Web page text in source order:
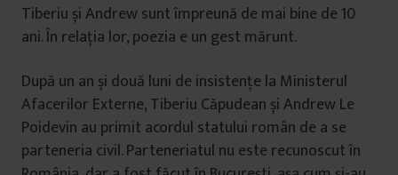
Tiberiu și Andrew sunt împreună de mai bine de 10
ani. În relația lor, poezia e un gest mărunt.
După un an și două luni de insistențe la Ministerul
Afacerilor Externe, Tiberiu Căpudean și Andrew Le
Poidevin au primit acordul statului român de a se
parteneria civil. Parteneriatul nu este recunoscut în